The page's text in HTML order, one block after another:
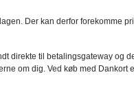
Der kan derfor forekomme
direkte til betalingsgateway og
om dig. Ved køb med